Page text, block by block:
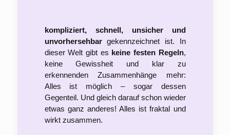
kompliziert, schnell, unsicher und
unvorhersehbar gekennzeichnet ist. In
dieser Welt gibt es keine festen Regeln,
keine Gewissheit und klar zu
erkennenden Zusammenhänge mehr:
Alles ist möglich – sogar dessen
Gegenteil. Und gleich darauf schon wieder
etwas ganz anderes! Alles ist fraktal und
wirkt zusammen.